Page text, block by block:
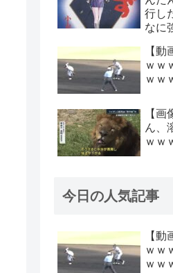
行し
なに
【
ｗｗ
ｗｗ
【
ん、
ｗｗ
今日の人気記事
【
ｗｗ
ｗｗ